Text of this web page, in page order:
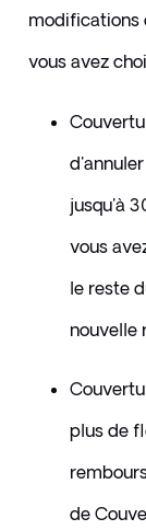
modifications
vous avez
jusqu'à
vous
le reste
nouvelle
plus de
de